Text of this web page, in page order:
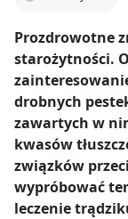
Prozdrowotne
starożytności.
drobnych
zawartych w
kwasów
związków
wypróbować
leczenie